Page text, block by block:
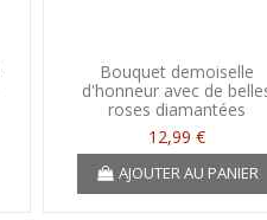
Bouquet demoiselle
d'honneur avec de
roses diamantées
12,99 €
AJOUTER AU PANIER